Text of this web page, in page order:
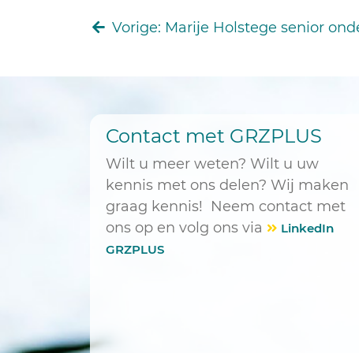
Vorige: Marije Holstege senior
Contact met GRZPLUS
Wilt u meer weten? Wilt u uw
kennis met ons delen? Wij maken
graag kennis! Neem contact met
ons op en volg ons via
LinkedIn
GRZPLUS